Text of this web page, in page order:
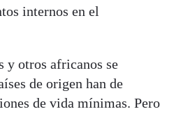
internos en el
y otros africanos se
de origen han de
de vida mínimas. Pero